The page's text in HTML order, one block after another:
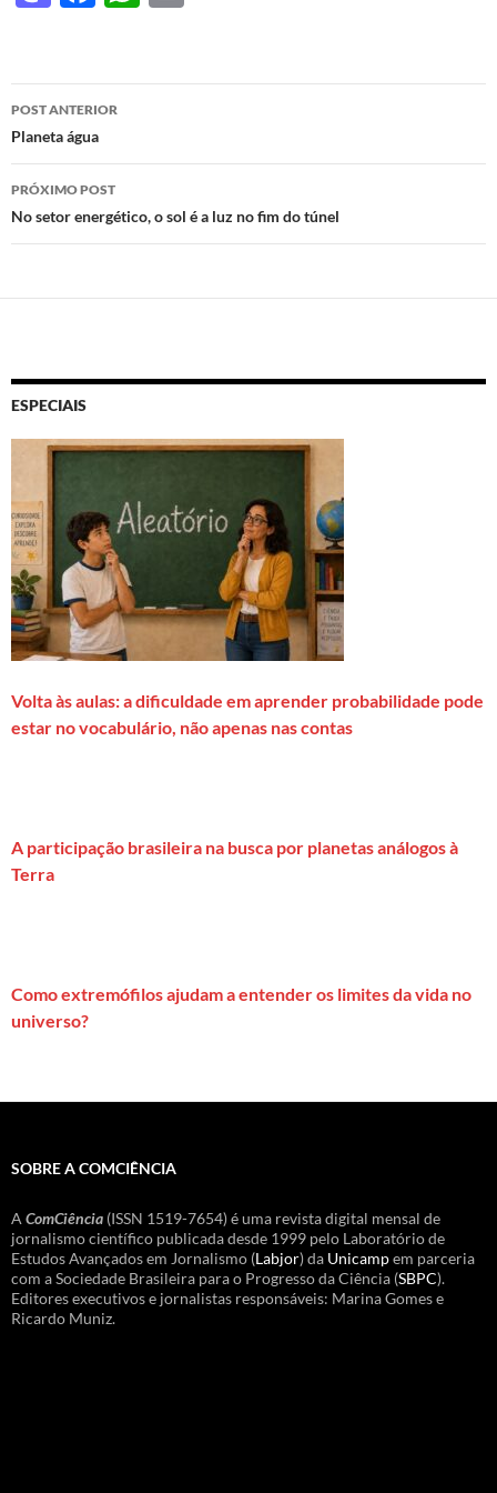
d
o
n
b
o
o
k
s
p
p
Navegação
de
posts
POST ANTERIOR
Planeta água
PRÓXIMO POST
No setor energético, o sol é a luz no fim do túnel
ESPECIAIS
Volta às aulas: a dificuldade em aprender probabilidade pode
estar no vocabulário, não apenas nas contas
A participação brasileira na busca por planetas análogos à
Terra
Como extremófilos ajudam a entender os limites da vida no
universo?
SOBRE A COMCIÊNCIA
A ComCiência (ISSN 1519-7654) é uma revista digital mensal de
jornalismo científico publicada desde 1999 pelo Laboratório de
Estudos Avançados em Jornalismo (Labjor) da Unicampem parceria
com a Sociedade Brasileira para o Progresso da Ciência (SBPC).
Editores executivos e jornalistas responsáveis: Marina Gomes e
Ricardo Muniz.